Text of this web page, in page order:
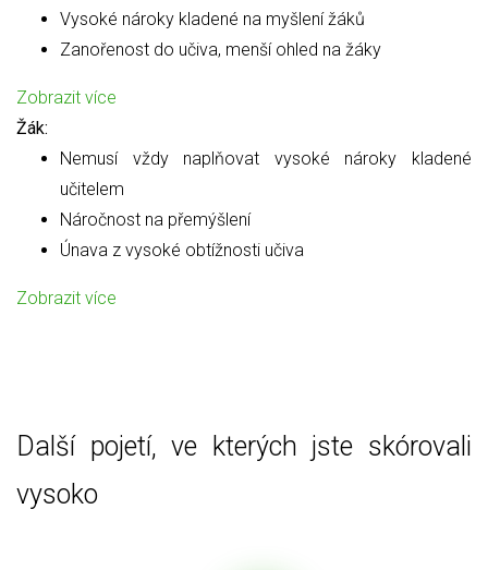
Vysoké nároky kladené na myšlení žáků
Zanořenost do učiva, menší ohled na žáky
Zobrazit více
Žák:
Nemusí vždy naplňovat vysoké nároky kladené
učitelem
Náročnost na přemýšlení
Únava z vysoké obtížnosti učiva
Zobrazit více
Další pojetí, ve kterých jste skórovali
vysoko